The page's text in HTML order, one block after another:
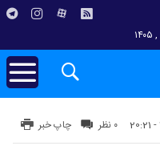
چاپ خبر ۰ نظر